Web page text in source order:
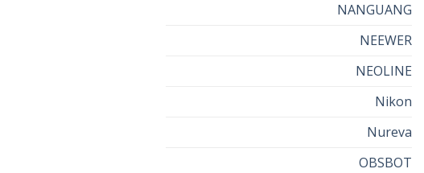
NANGUANG
NEEWER
NEOLINE
Nikon
Nureva
OBSBOT